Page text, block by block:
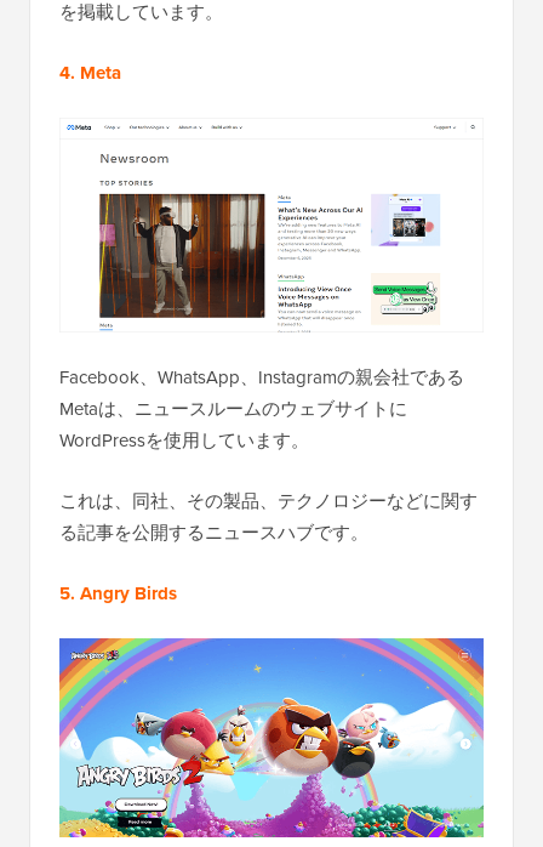
を掲載しています。
4. Meta
Facebook、WhatsApp、Instagramの親会社である
Metaは、ニュースルームのウェブサイトに
WordPressを使用しています。
これは、同社、その製品、テクノロジーなどに関す
る記事を公開するニュースハブです。
5. Angry Birds